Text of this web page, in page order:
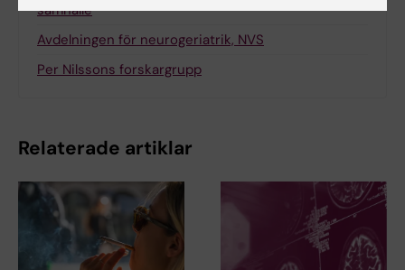
samhälle
Avdelningen för neurogeriatrik, NVS
Per Nilssons forskargrupp
Relaterade artiklar